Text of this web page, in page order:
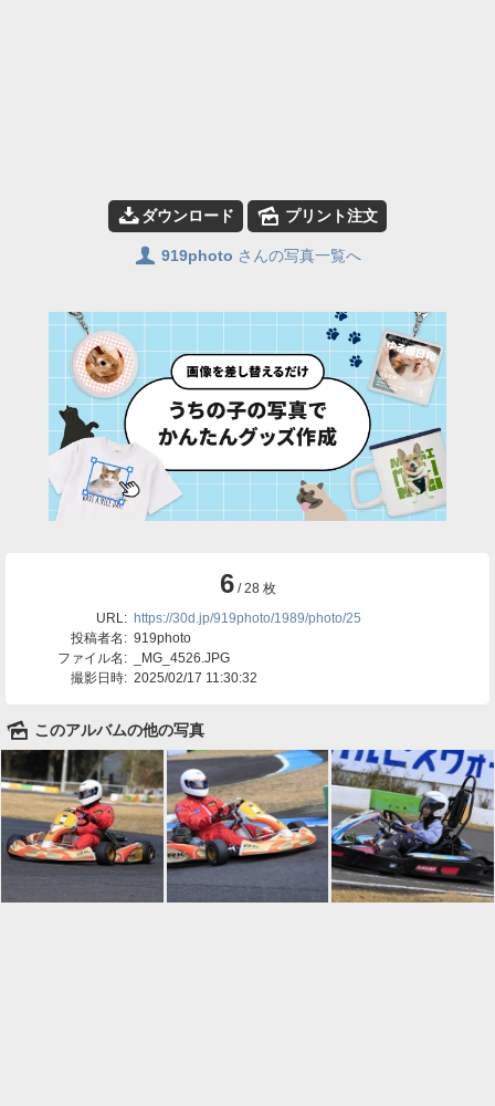
📥ダウンロード 🌄 プリント注文
👤 919photo さんの写真一覧へ
6 / 28 枚
URL: https://30d.jp/919photo/1989/photo/25
投稿者名: 919photo
ファイル名:
_MG_4526.JPG
撮影日時: 2025/02/17 11:30:32
🌄 このアルバムの他の写真